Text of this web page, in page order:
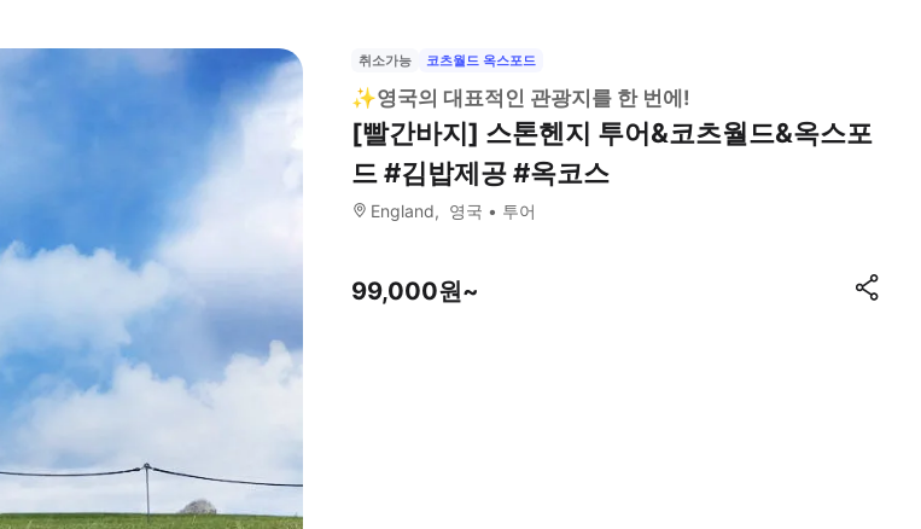
취소가능 코츠월드 옥스포드
✨영국의 대표적인 관광지를 한 번에!
[빨간바지] 스톤헨지 투어&코츠월드&옥스포
드 #김밥제공 #옥코스
England 영국 투어
99,000원~